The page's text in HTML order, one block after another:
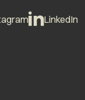
LinkedIn